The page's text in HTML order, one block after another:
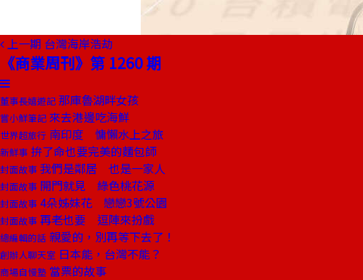
上一期 台灣海岸浩劫
《商業周刊》第 1260 期
董事長嬉遊記 那庫魯湖畔女孩
嘗小鮮筆記 來去港邊吃海鮮
世界超旅行 南印度 慵懶水上之旅
新鮮事 拚了命也要完美的麵包師
封面故事 我們是鄰居 也是一家人
封面故事 開門就見 綠色桃花源
封面故事 4朵姊妹花 戀戀3號公園
封面故事 再老也要 逗陣來扮戲
總編輯的話 親愛的，別再等下去了！
創辦人聊天室 日本能，台灣不能？
商場自慢塾 當票的故事